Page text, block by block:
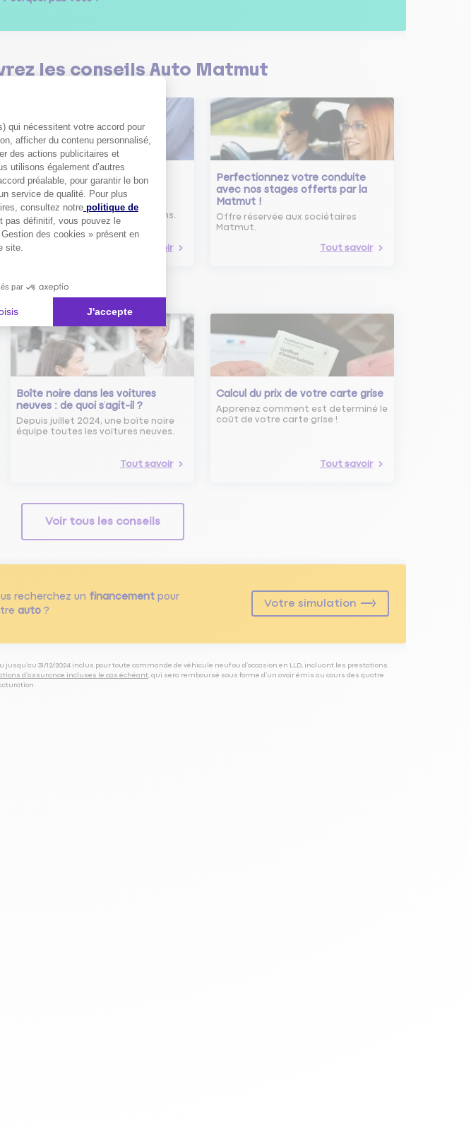
les conseils Auto Matmut
Comment bien choisir son
assurance auto ?
Conseils pour choisir la meilleure
assurance auto selon vos besoins.
Tout savoir
Perfectionnez votre conduite
avec nos stages offerts par la
Matmut !
Offre réservée aux sociétaires
Matmut.
Tout savoir
Boîte noire dans les voitures
neuves : de quoi s’agit-il ?
Depuis juillet 2024, une boîte noire
équipe toutes les voitures neuves.
Tout savoir
Calcul du prix de votre carte grise
Apprenez comment est determiné le
coût de votre carte grise !
Tout savoir
Voir tous les conseils
recherchez un financementpour
auto?
Votre simulation
jusqu’au 31/12/2024 inclus pour toute commande de véhicule neuf ou d’occasion en LLD, incluant les prestations
d’assurance incluses le cas échéant , qui sera remboursé sous forme d’un avoir émis au cours des quatre
qui nécessitent votre accord pour
afficher du contenu personnalisé,
des actions publicitaires et
utilisons également d’autres
préalable, pour garantir le bon
service de qualité. Pour plus
consultez notre politique de
pas définitif, vous pouvez le
des cookies » présent en
site.
par
J'accepte